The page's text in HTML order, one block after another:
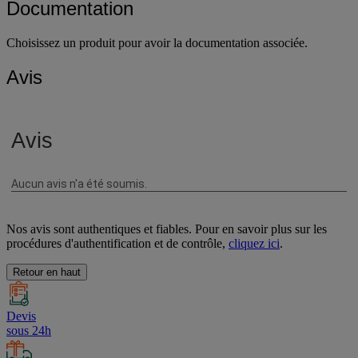
Documentation
Choisissez un produit pour avoir la documentation associée.
Avis
Nos avis sont authentiques et fiables. Pour en savoir plus sur les
procédures d'authentification et de contrôle, cliquez ici.
Retour en haut
Devis
sous 24h